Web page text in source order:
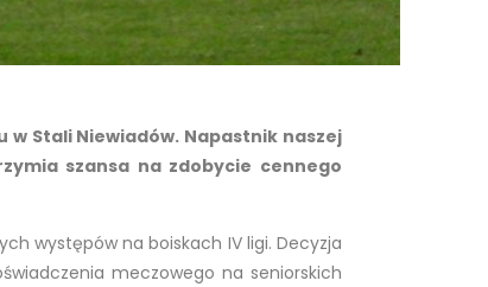
w Stali Niewiadów. Napastnik naszej
szansa na zdobycie cennego
występów na boiskach IV ligi. Decyzja
meczowego na seniorskich